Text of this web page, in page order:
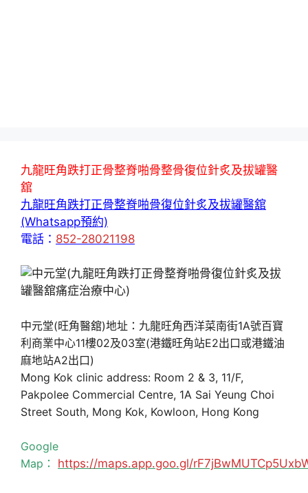
九龍旺角跌打正骨整脊啪骨整骨復位針炙及拔罐醫
舘
九龍旺角跌打正骨整脊啪骨復位針炙及拔罐醫舘
(Whatsapp預約)
電話： 852-28021198
中元堂(旺角醫舘)地址：九龍旺角西洋菜南街1A號百寶
利商業中心11樓02及03室(港鐵旺角站E2出口或港鐵油
麻地站A2出口)
Mong Kok clinic address: Room 2 & 3, 11/F,
Pakpolee Commercial Centre, 1A Sai Yeung Choi
Street South, Mong Kok, Kowloon, Hong Kong
Google
Map： https://maps.app.goo.gl/